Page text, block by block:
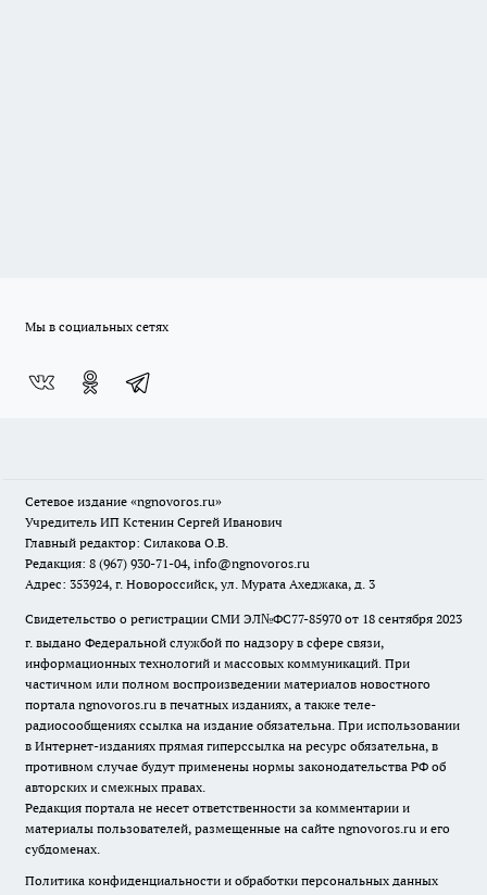
Мы в социальных сетях
Сетевое издание «ngnovoros.ru»
Учредитель ИП Кстенин Сергей Иванович
Главный редактор: Силакова О.В.
Редакция: 8 (967) 930-71-04, info@ngnovoros.ru
Адрес: 353924, г. Новороссийск, ул. Мурата Ахеджака, д. 3
Свидетельство о регистрации СМИ ЭЛ№ФС77-85970 от 18 сентября 2023
г. выдано Федеральной службой по надзору в сфере связи,
информационных технологий и массовых коммуникаций. При
частичном или полном воспроизведении материалов новостного
портала ngnovoros.ru в печатных изданиях, а также теле-
радиосообщениях ссылка на издание обязательна. При использовании
в Интернет-изданиях прямая гиперссылка на ресурс обязательна, в
противном случае будут применены нормы законодательства РФ об
авторских и смежных правах.
Редакция портала не несет ответственности за комментарии и
материалы пользователей, размещенные на сайте ngnovoros.ru и его
субдоменах.
Политика конфиденциальности и обработки персональных данных